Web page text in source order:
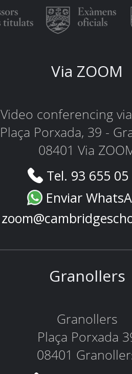
Via ZOOM
Video conferencing
Plaça Porxada, 39 -
08401 Via
Tel. 93 655
Enviar
Granollers
Granollers
Plaça Porxada
08401